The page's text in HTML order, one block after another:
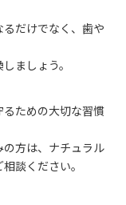
だけでなく、歯や
ましょう。
ための大切な習慣
の方は、ナチュラル
談ください。